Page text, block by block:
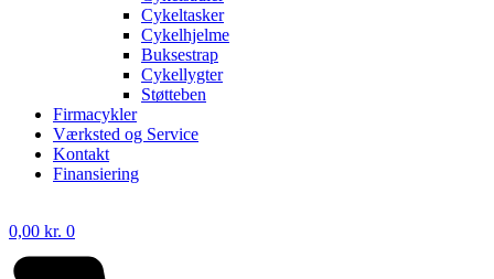
Cykeltasker
Cykelhjelme
Buksestrap
Cykellygter
Støtteben
Firmacykler
Værksted og Service
Kontakt
Finansiering
0,00 kr. 0